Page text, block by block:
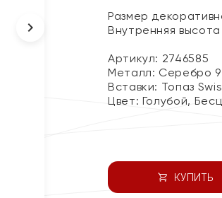
Размер
Внутренняя
Артикул: 2746585
Металл: Серебро
Вставки: Топаз
Цвет: Голубой,
КУПИТЬ